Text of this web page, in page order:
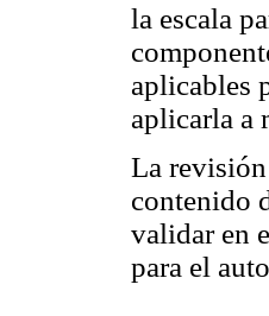
la escala
aplicables
aplicarla a
La
contenido
validar en
para el